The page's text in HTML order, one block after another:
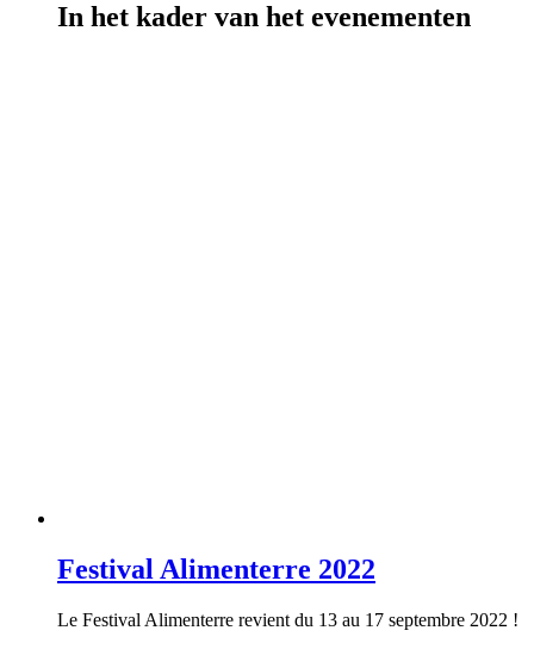
In het kader van het evenementen
Festival Alimenterre 2022
Le Festival Alimenterre revient du 13 au 17 septembre 2022 !